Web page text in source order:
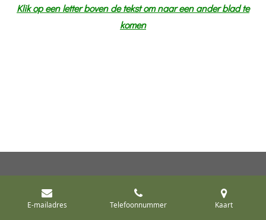
Klik op een letter boven de tekst om naar een ander blad te
komen
E-mailadres Telefoonnummer Kaart